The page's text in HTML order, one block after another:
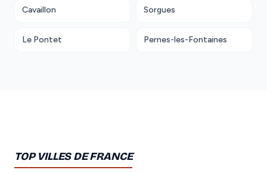
Cavaillon Sorgues
Le Pontet Pernes-les-Fontaines
TOP VILLES DE FRANCE